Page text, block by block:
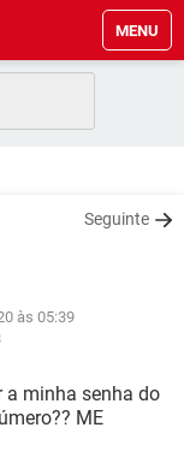
MENU
Seguinte
às 05:39
a minha senha do
ME